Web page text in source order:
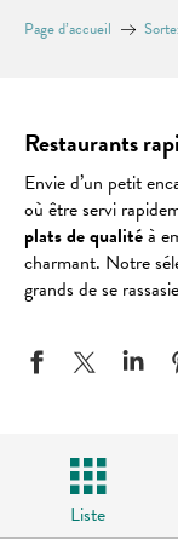
Page d’accueil
Restaurants
Envie d’un petit
où être servi
plats de qualitéà
charmant. Notre
grands de se
Liste